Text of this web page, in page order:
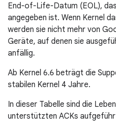
End-of-Life-Datum (EOL),
angegeben ist. Wenn Kernel
werden sie nicht mehr von
Geräte, auf denen sie
anfällig.
Ab Kernel 6.6 beträgt die
stabilen Kernel 4 Jahre.
In dieser Tabelle sind die
unterstützten ACKs